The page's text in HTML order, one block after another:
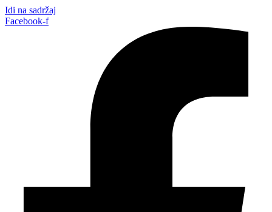
Idi na sadržaj
Facebook-f